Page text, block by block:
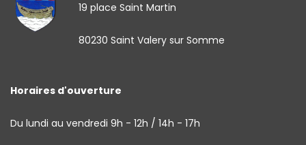
19 place Saint Martin
80230 Saint Valery sur Somme
Horaires d'ouverture
Du lundi au vendredi 9h - 12h / 14h - 17h